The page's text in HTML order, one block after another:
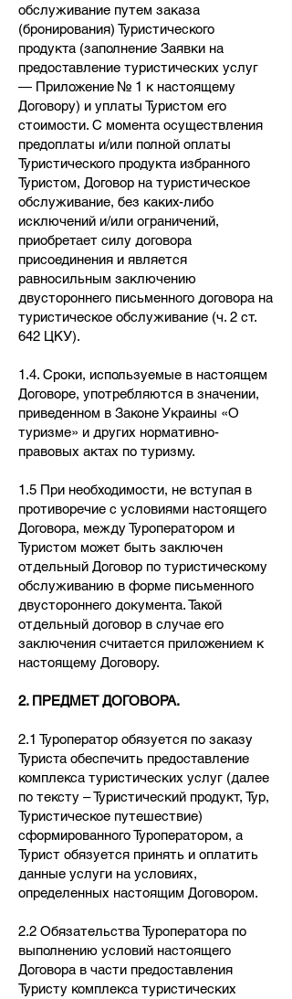
обслуживание путем заказа
(бронирования) Туристического
продукта (заполнение Заявки на
предоставление туристических услуг
— Приложение № 1 к настоящему
Договору) и уплаты Туристом его
стоимости. С момента осуществления
предоплаты и/или полной оплаты
Туристического продукта избранного
Туристом, Договор на туристическое
обслуживание, без каких-либо
исключений и/или ограничений,
приобретает силу договора
присоединения и является
равносильным заключению
двустороннего письменного договора на
туристическое обслуживание (ч. 2 ст.
642 ЦКУ).
1.4. Сроки, используемые в настоящем
Договоре, употребляются в значении,
приведенном в Законе Украины «О
туризме» и других нормативно-
правовых актах по туризму.
1.5 При необходимости, не вступая в
противоречие с условиями настоящего
Договора, между Туроператором и
Туристом может быть заключен
отдельный Договор по туристическому
обслуживанию в форме письменного
двустороннего документа. Такой
отдельный договор в случае его
заключения считается приложением к
настоящему Договору.
2. ПРЕДМЕТ ДОГОВОРА.
2.1 Туроператор обязуется по заказу
Туриста обеспечить предоставление
комплекса туристических услуг (далее
по тексту – Туристический продукт, Тур,
Туристическое путешествие)
сформированного Туроператором, а
Турист обязуется принять и оплатить
данные услуги на условиях,
определенных настоящим Договором.
2.2 Обязательства Туроператора по
выполнению условий настоящего
Договора в части предоставления
Туристу комплекса туристических